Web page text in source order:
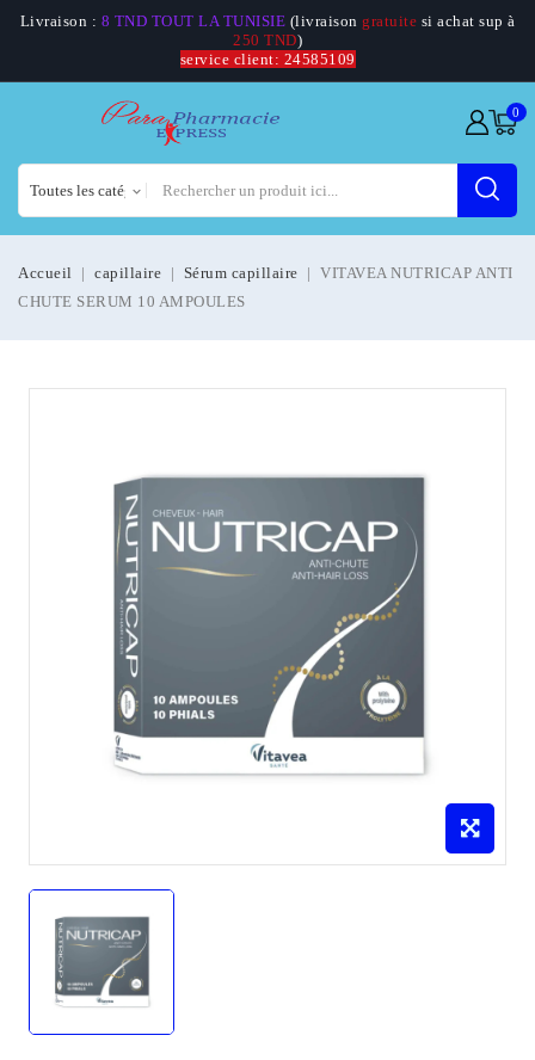
Livraison : 8 TND TOUT LA TUNISIE (livraison gratuite si achat sup à
250 TND)
service client: 24585109
0
Accueil capillaire Sérum capillaire
VITAVEA NUTRICAP ANTI
CHUTE SERUM 10 AMPOULES